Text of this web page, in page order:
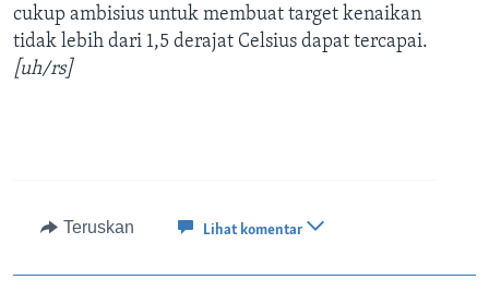
cukup ambisius untuk membuat target kenaikan
tidak lebih dari 1,5 derajat Celsius dapat tercapai.
[uh/rs]
Teruskan Lihat komentar